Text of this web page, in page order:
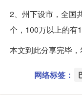
2、州下设市，全国
个，100万以上的有
本文到此分享完毕，
网络标签：